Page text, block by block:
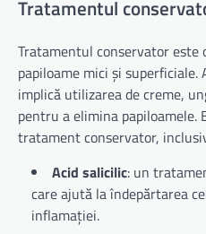
Tratamentul
Tratamentul conservator
papiloame mici și
implică utilizarea de creme,
pentru a elimina
tratament conservator,
Acid salicilic: un
care ajută la îndepărtarea
inflamației.